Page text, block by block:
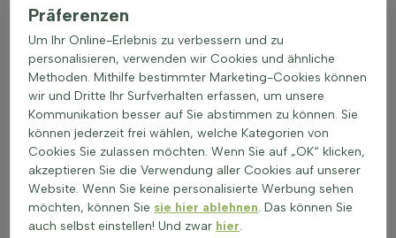
Bevorzugt schattige Standorte und humusreiche
Böden.
Regelmäßig feucht halten, ohne Staunässe.
Schützt das Mikroökosystem und reinigt die Luft.
Schnittberatung:
Früh im Frühling tote oder beschädigte Blätter
entfernen.
Scharfe Gartenschere verwenden für einen sauberen
Schnitt.
Bewässerung:
Regelmäßig, aber nicht übermäßig gießen.
Präferenzen
Um Ihr Online-Erlebnis zu verbessern und zu
personalisieren, verwenden wir Cookies und ähnliche
Methoden. Mithilfe bestimmter Marketing-Cookies können
wir und Dritte Ihr Surfverhalten erfassen, um unsere
Kommunikation besser auf Sie abstimmen zu können. Sie
können jederzeit frei wählen, welche Kategorien von
Cookies Sie zulassen möchten. Wenn Sie auf „OK“ klicken,
akzeptieren Sie die Verwendung aller Cookies auf unserer
Website. Wenn Sie keine personalisierte Werbung sehen
möchten, können Sie sie hier ablehnen. Das können Sie
auch selbst einstellen! Und zwar hier.